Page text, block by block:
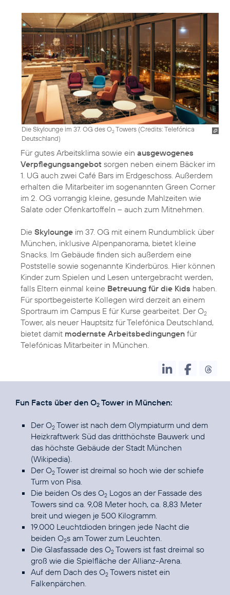
Die Skylounge im 37. OG des O2Towers (Credits: Telefónica
Deutschland)
Für gutes Arbeitsklima sowie ein ausgewogenes
Verpflegungsangebot sorgen neben einem Bäcker im
1. UG auch zwei Café Bars im Erdgeschoss. Außerdem
erhalten die Mitarbeiter im sogenannten Green Corner
im 2. OG vorrangig kleine, gesunde Mahlzeiten wie
Salate oder Ofenkartoffeln – auch zum Mitnehmen.
Die Skylounge im 37. OG mit einem Rundumblick über
München, inklusive Alpenpanorama, bietet kleine
Snacks. Im Gebäude finden sich außerdem eine
Poststelle sowie sogenannte Kinderbüros. Hier können
Kinder zum Spielen und Lesen untergebracht werden,
falls Eltern einmal keine Betreuung für die Kids haben.
Für sportbegeisterte Kollegen wird derzeit an einem
Sportraum im Campus E für Kurse gearbeitet. Der O2
Tower, als neuer Hauptsitz für Telefónica Deutschland,
bietet damit modernste Arbeitsbedingungen für
Telefónicas Mitarbeiter in München.
Fun Facts über den O2 Tower in München:
Der O2 Tower ist nach dem Olympiaturm und dem
Heizkraftwerk Süd das dritthöchste Bauwerk und
das höchste Gebäude der Stadt München
(Wikipedia).
Der O2 Tower ist dreimal so hoch wie der schiefe
Turm von Pisa.
Die beiden Os des O2 Logos an der Fassade des
Towers sind ca. 9,08 Meter hoch, ca. 8,83 Meter
breit und wiegen je 500 Kilogramm.
19.000 Leuchtdioden bringen jede Nacht die
beiden O2s am Tower zum Leuchten.
Die Glasfassade des O2 Towers ist fast dreimal so
groß wie die Spielfläche der Allianz-Arena.
Auf dem Dach des O2 Towers nistet ein
Falkenpärchen.